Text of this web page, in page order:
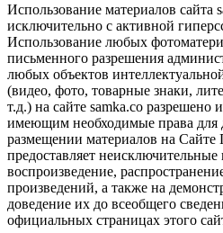
Использование материалов сайта
исключительно с активной
Использование любых
письменного разрешения
любых объектов
(видео, фото, товарные знаки,
т.д.) на сайте samka.co разрешено
имеющим необходимые права для
размещении материалов на Сайте
предоставляет неисключительные
воспроизведение,
произведений, а также на
доведение их до всеобщего
официальных страницах этого